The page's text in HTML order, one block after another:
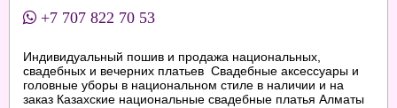
+7 707 822 70 53
Индивидуальный пошив и продажа национальных,
свадебных и вечерних платьев Свадебные аксессуары и
головные уборы в национальном стиле в наличии и на
заказ Казахские национальные свадебные платья Алматы